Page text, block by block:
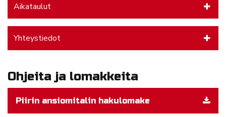
Aikataulut
Yhteystiedot
Ohjeita ja lomakkeita
Piirin ansiomitalin hakulomake